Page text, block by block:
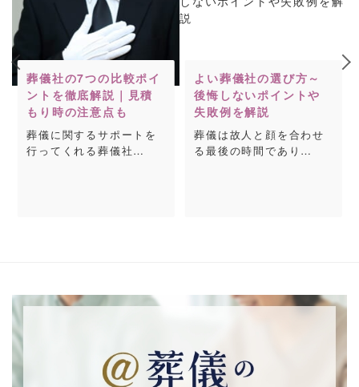
葬儀社の7つの比較ポイ
ントを徹底解説｜見積
もり時の注意点も
葬儀に関するサポートを
行ってくれる葬儀社…
よい葬儀社の選び方～
後悔しないポイントや
失敗例を解説
葬儀は故人と顔を合わせ
る最後の時間であり…